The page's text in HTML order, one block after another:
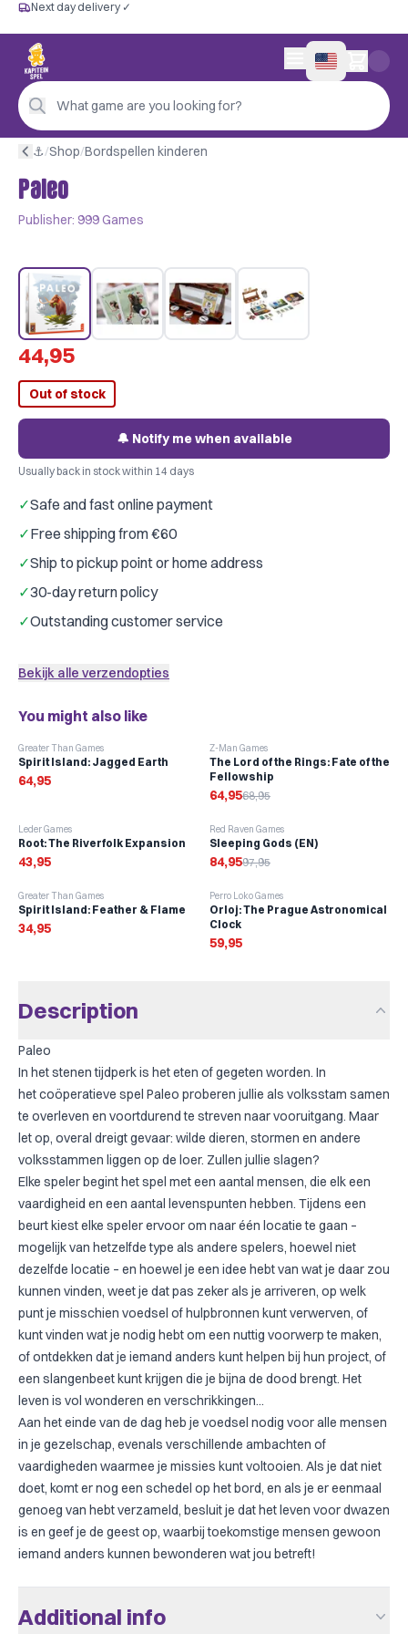
Free from €60
Next day delivery ✓
Personal advice
4,9/5 —
Next day delivery ✓
What game are you looking for?
0 items in cart
⚓︎/Shop/Bordspellen kinderen
Paleo
Publisher: 999 Games
44,95
Out of stock
🔔 Notify me when available
Usually back in stock within 14 days
✓Safe and fast online payment
✓Free shipping from €60
✓Ship to pickup point or home address
✓30-day return policy
✓Outstanding customer service
Bekijk alle verzendopties
You might also like
Greater Than Games
Spirit Island: Jagged Earth
64,95
-6%
Z-Man Games
The Lord of the Rings: Fate of the
Fellowship
64,9568,95
Leder Games
Root: The Riverfolk Expansion
43,95
-13%
Red Raven Games
Sleeping Gods (EN)
84,9597,95
Greater Than Games
Spirit Island: Feather & Flame
34,95
Perro Loko Games
Orloj: The Prague Astronomical
Clock
59,95
Description
Paleo
In het stenen tijdperk is het eten of gegeten worden. In
het coöperatieve spel Paleo proberen jullie als volksstam samen
te overleven en voortdurend te streven naar vooruitgang. Maar
let op, overal dreigt gevaar: wilde dieren, stormen en andere
volksstammen liggen op de loer. Zullen jullie slagen?
Elke speler begint het spel met een aantal mensen, die elk een
vaardigheid en een aantal levenspunten hebben. Tijdens een
beurt kiest elke speler ervoor om naar één locatie te gaan –
mogelijk van hetzelfde type als andere spelers, hoewel niet
dezelfde locatie – en hoewel je een idee hebt van wat je daar zou
kunnen vinden, weet je dat pas zeker als je arriveren, op welk
punt je misschien voedsel of hulpbronnen kunt verwerven, of
kunt vinden wat je nodig hebt om een nuttig voorwerp te maken,
of ontdekken dat je iemand anders kunt helpen bij hun project, of
een slangenbeet kunt krijgen die je bijna de dood brengt. Het
leven is vol wonderen en verschrikkingen...
Aan het einde van de dag heb je voedsel nodig voor alle mensen
in je gezelschap, evenals verschillende ambachten of
vaardigheden waarmee je missies kunt voltooien. Als je dat niet
doet, komt er nog een schedel op het bord, en als je er eenmaal
genoeg van hebt verzameld, besluit je dat het leven voor dwazen
is en geef je de geest op, waarbij toekomstige mensen gewoon
iemand anders kunnen bewonderen wat jou betreft!
Additional info